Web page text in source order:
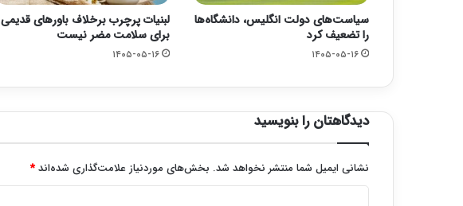
سیاست‌های دولت انگلیس، دانشگاه‌ها
را تضعیف کرد
۱۴۰۵-۰۵-۱۶
لبنیات پرچرب برخلاف باورهای قدیمی
برای سلامت مضر نیست
۱۴۰۵-۰۵-۱۶
دیدگاهتان را بنویسید
نشانی ایمیل شما منتشر نخواهد شد. بخش‌های موردنیاز علامت‌گذاری شده‌اند*